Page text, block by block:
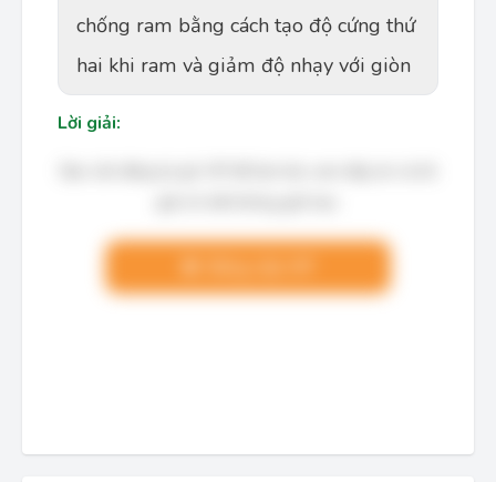
chống ram bằng cách tạo độ cứng thứ
hai khi ram và giảm độ nhạy với giòn
Lời giải: